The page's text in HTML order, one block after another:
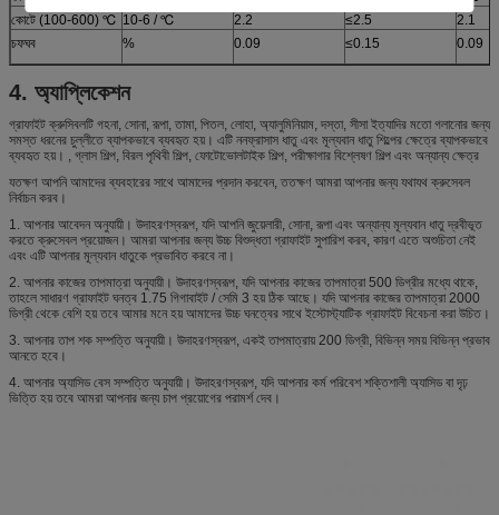
কোটে (100-600) ℃ 10-6 / ℃ 2.2 ≤2.5
2.1
চফঘব
% 0.09 ≤0.15 0.09
4. অ্যাপ্লিকেশন
গ্রাফাইট ক্রুসিবলটি গহনা, সোনা, রূপা, তামা, পিতল, লোহা, অ্যালুমিনিয়াম, দস্তা, সীসা ইত্যাদির মতো গলানোর জন্য
সমস্ত ধরনের চুল্লীতে ব্যাপকভাবে ব্যবহৃত হয়। এটি ননফ্রাসাস ধাতু এবং মূল্যবান ধাতু শিল্পের ক্ষেত্রে ব্যাপকভাবে
ব্যবহৃত হয়। , গ্লাস শিল্প, বিরল পৃথিবী শিল্প, ফোটোভোলটাইক শিল্প, পরীক্ষাগার বিশ্লেষণ শিল্প এবং অন্যান্য ক্ষেত্র
যতক্ষণ আপনি আমাদের ব্যবহারের সাথে আমাদের প্রদান করবেন, ততক্ষণ আমরা আপনার জন্য যথাযথ ক্রুসেবল
নির্বাচন করব।
1. আপনার আবেদন অনুযায়ী। উদাহরণস্বরূপ, যদি আপনি জুয়েলারী, সোনা, রূপা এবং অন্যান্য মূল্যবান ধাতু দ্রবীভূত
করতে ক্রুসেবল প্রয়োজন। আমরা আপনার জন্য উচ্চ বিশুদ্ধতা গ্রাফাইট সুপারিশ করব, কারণ এতে অশুচিতা নেই
এবং এটি আপনার মূল্যবান ধাতুকে প্রভাবিত করবে না।
2. আপনার কাজের তাপমাত্রা অনুযায়ী। উদাহরণস্বরূপ, যদি আপনার কাজের তাপমাত্রা 500 ডিগ্রীর মধ্যে থাকে,
তাহলে সাধারণ গ্রাফাইট ঘনত্ব 1.75 গিগাবাইট / সেমি 3 হয় ঠিক আছে। যদি আপনার কাজের তাপমাত্রা 2000
ডিগ্রী থেকে বেশি হয় তবে আমার মনে হয় আমাদের উচ্চ ঘনত্বের সাথে ইস্টোস্ট্যাটিক গ্রাফাইট বিবেচনা করা উচিত।
3. আপনার তাপ শক সম্পত্তি অনুযায়ী। উদাহরণস্বরূপ, একই তাপমাত্রায় 200 ডিগ্রী, বিভিন্ন সময় বিভিন্ন প্রভাব
আনতে হবে।
4. আপনার অ্যাসিড বেস সম্পত্তি অনুযায়ী। উদাহরণস্বরূপ, যদি আপনার কর্ম পরিবেশ শক্তিশালী অ্যাসিড বা দৃঢ়
ভিত্তি হয় তবে আমরা আপনার জন্য চাপ প্রয়োগের পরামর্শ দেব।